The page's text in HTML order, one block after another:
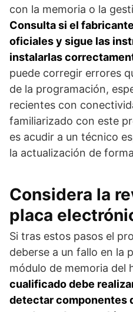
con la memoria o la
Consulta si el
oficiales y sigue las
instalarlas
puede corregir errores
de la programación,
recientes con
familiarizado con este
es acudir a un técnico
la actualización de
Considera la
placa
Si tras estos pasos el
deberse a un fallo en la
módulo de memoria del
cualificado debe
detectar componentes